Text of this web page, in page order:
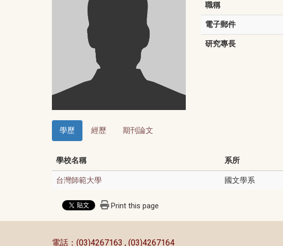
職稱
電子郵件
研究專長
學歷 經歷 期刊論文
學校名稱 系所
台灣師範大學 國文學系
Print this page
電話：(03)4267163 , (03)4267164